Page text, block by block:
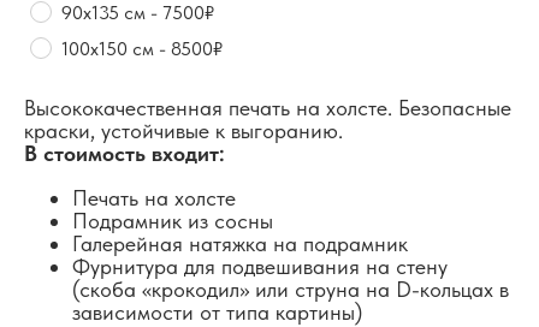
90х135 см - 7500₽
100х150 см - 8500₽
Высококачественная печать на холсте. Безопасные
краски, устойчивые к выгоранию.
В стоимость входит:
Печать на холсте
Подрамник из сосны
Галерейная натяжка на подрамник
Фурнитура для подвешивания на стену
(скоба «крокодил» или струна на D-кольцах в
зависимости от типа картины)